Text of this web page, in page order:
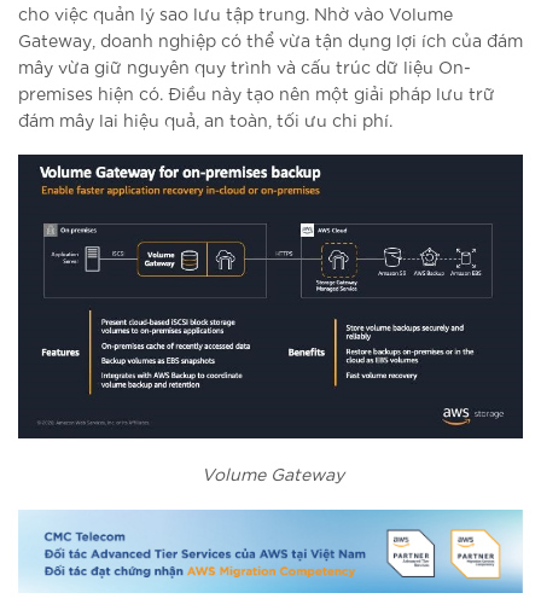
cho việc quản lý sao lưu tập trung. Nhờ vào Volume
Gateway, doanh nghiệp có thể vừa tận dụng lợi ích của đám
mây vừa giữ nguyên quy trình và cấu trúc dữ liệu On-
premises hiện có. Điều này tạo nên một giải pháp lưu trữ
đám mây lai hiệu quả, an toàn, tối ưu chi phí.
Volume Gateway